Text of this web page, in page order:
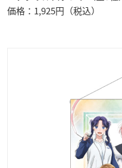
価格：1,925円（税込）